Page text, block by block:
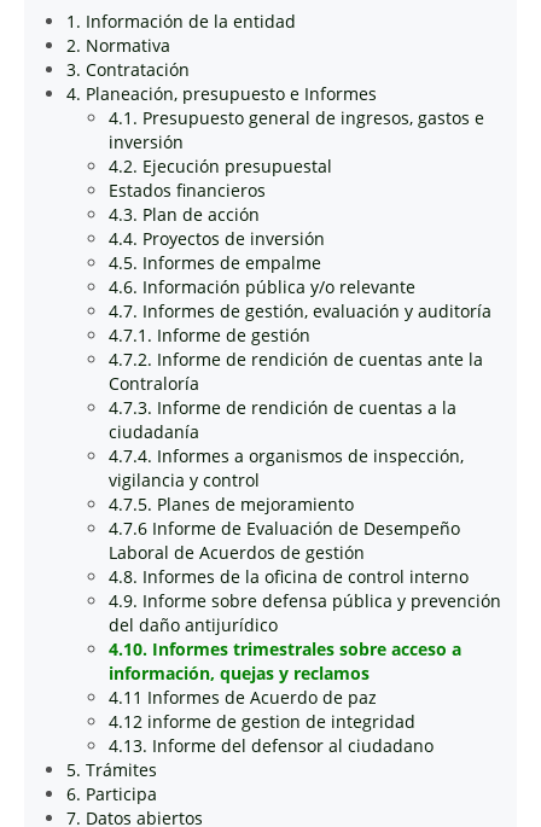
1. Información de la entidad
2. Normativa
3. Contratación
4. Planeación, presupuesto e Informes
4.1. Presupuesto general de ingresos, gastos e
inversión
4.2. Ejecución presupuestal
Estados financieros
4.3. Plan de acción
4.4. Proyectos de inversión
4.5. Informes de empalme
4.6. Información pública y/o relevante
4.7. Informes de gestión, evaluación y auditoría
4.7.1. Informe de gestión
4.7.2. Informe de rendición de cuentas ante la
Contraloría
4.7.3. Informe de rendición de cuentas a la
ciudadanía
4.7.4. Informes a organismos de inspección,
vigilancia y control
4.7.5. Planes de mejoramiento
4.7.6 Informe de Evaluación de Desempeño
Laboral de Acuerdos de gestión
4.8. Informes de la oficina de control interno
4.9. Informe sobre defensa pública y prevención
del daño antijurídico
4.10. Informes trimestrales sobre acceso a
información, quejas y reclamos
4.11 Informes de Acuerdo de paz
4.12 informe de gestion de integridad
4.13. Informe del defensor al ciudadano
5. Trámites
6. Participa
7. Datos abiertos